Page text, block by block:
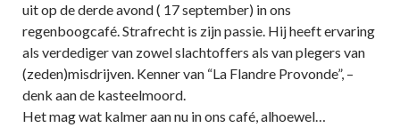
uit op de derde avond ( 17 september) in ons
regenboogcafé. Strafrecht is zijn passie. Hij heeft ervaring
als verdediger van zowel slachtoffers als van plegers van
(zeden)misdrijven. Kenner van “La Flandre Provonde”, –
denk aan de kasteelmoord.
Het mag wat kalmer aan nu in ons café, alhoewel…